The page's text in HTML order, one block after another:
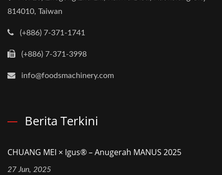
814010, Taiwan
(+886) 7-371-1741
(+886) 7-371-3998
info@foodsmachinery.com
Berita Terkini
CHUANG MEI × Igus® – Anugerah MANUS 2025
27 Jun, 2025